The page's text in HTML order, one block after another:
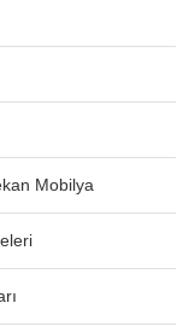
Mobilya